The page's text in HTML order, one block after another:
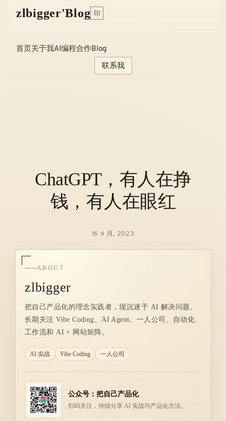
zlbigger'Blog 印
首页 关于我AI编程合作Blog
联系我
ChatGPT，​有人在挣
钱，有人在眼红
16 4 月, 2023
ABOUT
zlbigger
把自己产品化的理念实践者，现沉迷于 AI 解决问题。
长期关注 Vibe Coding、AI Agent、一人公司、自动化
工作流和 AI + 网站矩阵。
AI 实战 Vibe Coding 一人公司
公众号：把自己产品化
扫码关注，持续分享 AI 实战与产品化方法。